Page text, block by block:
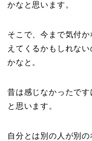
かなと思います。
そこで、今まで気付
えてくるかもしれな
かなと。
昔は感じなかったで
と思います。
自分とは別の人が別